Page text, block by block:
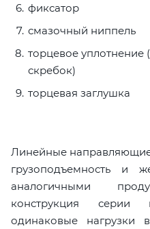
фиксатор
смазочный ниппель
торцевое уплотнение
скребок)
торцевая заглушка
Линейные
грузоподъемность и
аналогичными
конструкция серии
одинаковые нагрузки